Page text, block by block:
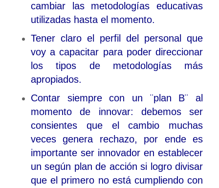
cambiar las metodologías educativas
utilizadas hasta el momento.
Tener claro el perfil del personal que
voy a capacitar para poder direccionar
los tipos de metodologías más
apropiados.
Contar siempre con un ¨plan B¨ al
momento de innovar: debemos ser
consientes que el cambio muchas
veces genera rechazo, por ende es
importante ser innovador en establecer
un según plan de acción si logro divisar
que el primero no está cumpliendo con